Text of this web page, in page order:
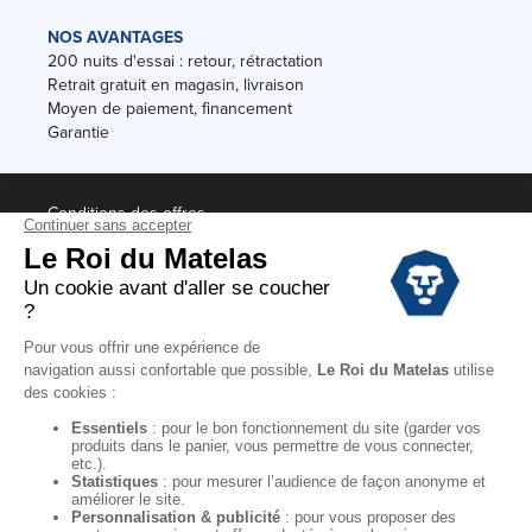
NOS AVANTAGES
200 nuits d'essai : retour, rétractation
Retrait gratuit en magasin, livraison
Moyen de paiement, financement
Garantie
Conditions des offres
Black Friday
Destockage
Soldes
Conditions Générales de vente magasin
Conditions Générales de vente internet
Mentions Légales
Données personnelles
Codes promo Le Roi du Matelas